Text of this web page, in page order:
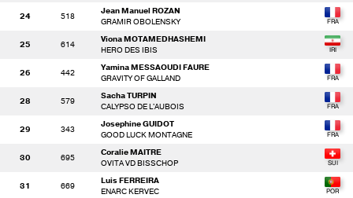
24 518
Jean Manuel ROZAN
GRAMIR OBOLENSKY
25 614
Viona MOTAMEDHASHEMI
HERO DES IBIS
26 442
Yamina MESSAOUDI FAURE
GRAVITY OF GALLAND
28 579
Sacha TURPIN
CALYPSO DE L'AUBOIS
29 343
Josephine GUIDOT
GOOD LUCK MONTAGNE
30 695
Coralie MAITRE
OVITA VD BISSCHOP
31 669
Luis FERREIRA
ENARC KERVEC